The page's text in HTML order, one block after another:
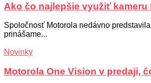
Ako čo najlepšie využiť kameru
Spoločnosť Motorola nedávno
prinášame...
Novinky
Motorola One Vision v predaji,